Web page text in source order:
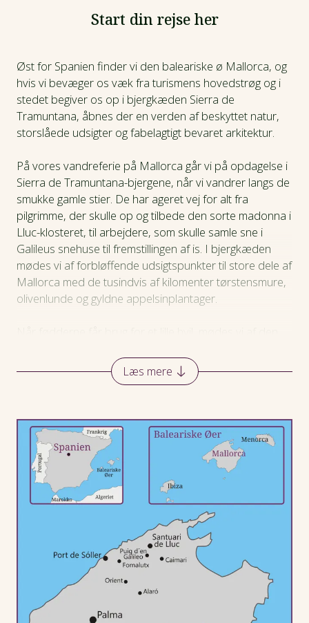
Afrejsedatoer
Prisinfo
Dagsprogram
Hotel
Praktiske oplysninger
Start din rejse her
Øst for Spanien finder vi den baleariske ø Mallorca, og
hvis vi bevæger os væk fra turismens hovedstrøg og i
stedet begiver os op i bjergkæden Sierra de
Tramuntana, åbnes der en verden af beskyttet natur,
storslåede udsigter og fabelagtigt bevaret arkitektur.
På vores vandreferie på Mallorca går vi på opdagelse i
Sierra de Tramuntana-bjergene, når vi vandrer langs de
smukke gamle stier. De har ageret vej for alt fra
pilgrimme, der skulle op og tilbede den sorte madonna i
Lluc-klosteret, til arbejdere, som skulle samle sne i
Galileus snehuse til fremstillingen af is. I bjergkæden
mødes vi af forbløffende udsigtspunkter til store dele af
Mallorca med de tusindvis af kilomenter tørstensmure,
olivenlunde og gyldne appelsinplantager.
Ecovinyassa. Her står Juan og Sebastiana klar med
lækre lokale retter sompa amb oliog
En vandreferie med Viktors Farmor er heller ikke helt
fuldendt uden, at vi dykker ned i den kultur, vi vandrer i.
Og på rejsen til Mallorca står de kulturelle oplevelser i
kø. Vi bor på Santuari de Lluc, klosteret i bjergene, som
emmer af ro og historien om den mirakuløse sorte
Vi har fyldt rejsen på Mallorca godt op med natur i
højsæde og krydret den med kulturelle højdepunkter,
så vi kommer hjem med nye indtryk og en større
forståelse af den baleariske ø.
Læs mere